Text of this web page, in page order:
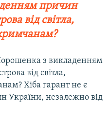
причин
від світла,
з викладенням
від світла,
Хіба гарант не є
України, незалежно від